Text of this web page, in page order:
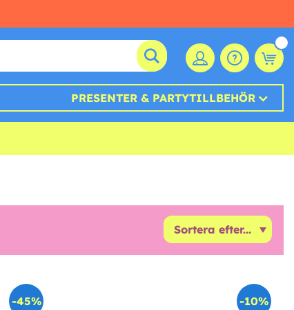
PRESENTER & PARTYTILLBEHÖR
-45% -10%